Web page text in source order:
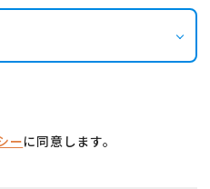
ーに同意します。